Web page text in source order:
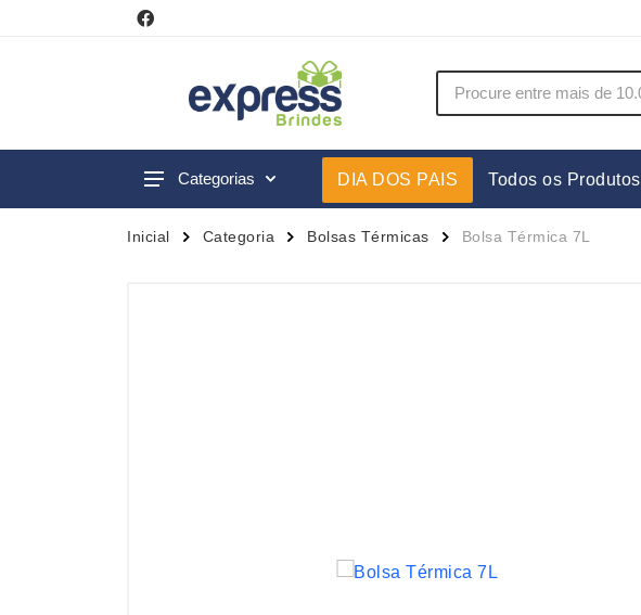
Categorias
Acessórios p/ Celular
Canecas
DIA DOS PAIS Todos os Produtos
Inicial Categoria Bolsas Térmicas Bolsa Térmica 7L